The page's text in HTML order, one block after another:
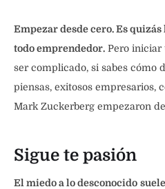
Empezar desde cero. Es
todo emprendedor. Pero iniciar
ser complicado, si sabes cómo
piensas, exitosos empresarios,
Mark Zuckerberg empezaron
Sigue te pasión
El miedo a lo desconocido